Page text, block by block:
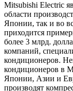
Mitsubishi Electric
области
Японии, так и во
приходится
более 3 млрд.
компаний,
кондиционеров.
кондиционеров в
Японии, Азии и
производят